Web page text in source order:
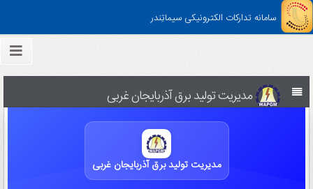
سامانه تدارکات الکترونیکی سیماتِندر
مدیریت تولید برق آذربایجان غربی
مدیریت تولید برق آذربایجان غربی